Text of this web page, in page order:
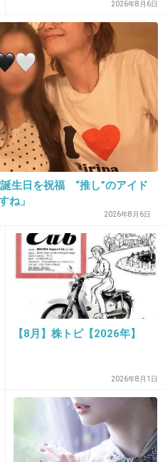
会社ハナツアーの日
けに旅行事業などを行
と思ったら…
！
+39 -0
2026年8月6日
生日を祝福 “推し”のアイド
ね」
2026年8月6日
【8月】株トピ【2026年】
2026年8月1日